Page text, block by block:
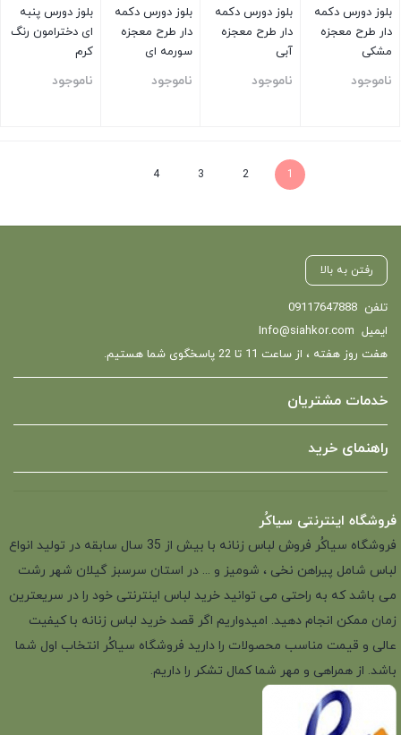
بلوز دورس دکمه
دار طرح معجزه
مشکی
ناموجود
بلوز دورس دکمه
دار طرح معجزه
آبی
ناموجود
بلوز دورس دکمه
دار طرح معجزه
سورمه ای
ناموجود
بلوز دورس پنبه
ای دخترامون رنگ
کرم
ناموجود
1
2
3
4
رفتن به بالا
تلفن 09117647888
ایمیل Info@siahkor.com
هفت روز هفته ، از ساعت 11 تا 22 پاسخگوی شما هستیم.
خدمات مشتریان
راهنمای خرید
فروشگاه اینترنتی سیاکُر
فروشگاه سیاکُر فروش لباس زنانه با بیش از 35 سال سابقه در تولید انواع
لباس شامل پیراهن نخی ، شومیز و ... در استان سرسبز گیلان شهر رشت
می باشد که به راحتی می توانید خرید لباس اینترنتی خود را در سریعترین
زمان ممکن انجام دهید. امیدواریم اگر قصد خرید لباس زنانه با کیفیت
عالی و قیمت مناسب محصولات را دارید فروشگاه سیاکُر انتخاب اول شما
باشد. از همراهی و مهر شما کمال تشکر را داریم.